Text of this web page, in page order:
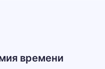
времени